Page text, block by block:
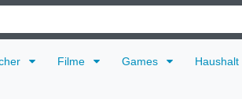
Filme Games Haushalt